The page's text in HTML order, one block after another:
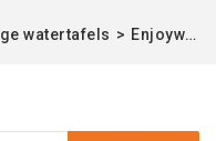
watertafels > Enjoywater | Watertafel organisch | Aluminium | Ral 9016 | 200 cm